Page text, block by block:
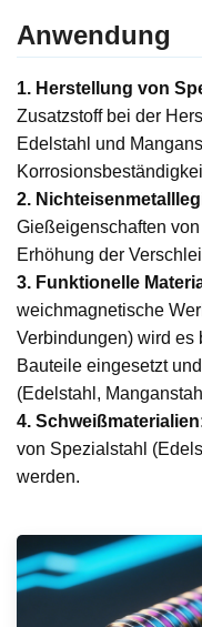
Anwendung
1. Herstellung von
Zusatzstoff bei der
Edelstahl und
2.
Gießeigenschaften
Erhöhung der
3. Funktionelle
weichmagnetische
Verbindungen) wird es
Bauteile eingesetzt
(Edelstahl,
4.
von Spezialstahl
werden.